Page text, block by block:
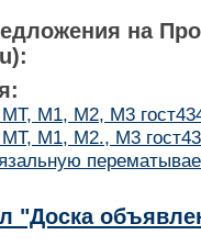
на
М1, М2, М3
М1, М2., М3
"Доска